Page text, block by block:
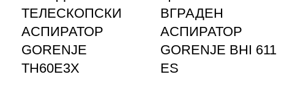
ТЕЛЕСКОПСКИ
АСПИРАТОР
GORENJE
TH60Е3X
ВГРАДЕН
АСПИРАТОР
GORENJE BHI 611
ES